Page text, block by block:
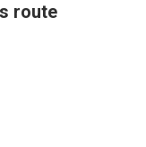
route